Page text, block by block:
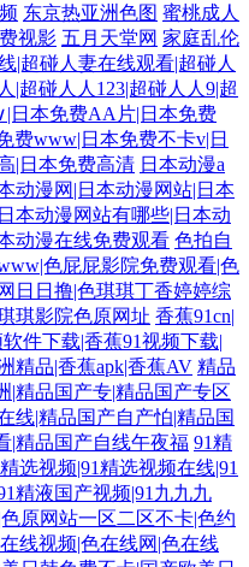
东京热亚洲色图 蜜桃成人
视影 五月天堂网 家庭乱伦
|超碰人妻在线观看|超碰人
|超碰人人123|超碰人人9|超
日本免费AA片|日本免费
费www|日本免费不卡v|日
|日本免费高清 日本动漫a
动漫网|日本动漫网站|日本
本动漫网站有哪些|日本动
动漫在线免费观看 色拍自
色屁屁影院免费观看|色
日日撸|色琪琪丁香婷婷综
琪影院色原网址 香蕉91cn|
件下载|香蕉91视频下载|
精品|香蕉apk|香蕉AV 精品
|精品国产专|精品国产专区
线|精品国产自产怕|精品国
|精品国产自线午夜福 91精
选视频|91精选视频在线|91
精液国产视频|91九九九
原网站一区二区不卡|色约
线视频|色在线网|色在线